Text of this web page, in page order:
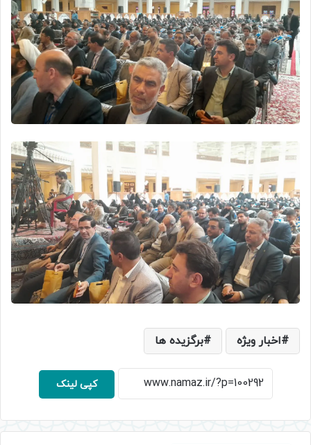
اخبار ویژه برگزیده ها
کپی لینک